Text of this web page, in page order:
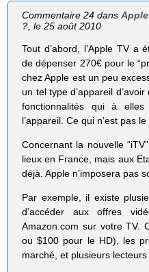
Commentaire 24 dans
?, le 25 août 2010
Tout d’abord, l’Apple TV a
de dépenser 270€ pour le
chez Apple est un peu
un tel type d’appareil
fonctionnalités qui à elles
l’appareil. Ce qui n’est pas
Concernant la nouvelle
lieux en France, mais aux
déjà. Apple n’imposera pas
Par exemple, il existe
d’accéder aux offres
Amazon.com sur votre TV.
ou $100 pour le HD), les
marché, et plusieurs lecteurs